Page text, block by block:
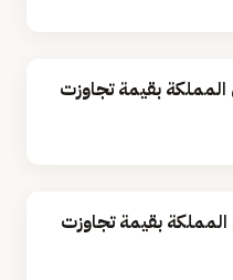
المملكة بقيمة تجاوزت
المملكة بقيمة تجاوزت